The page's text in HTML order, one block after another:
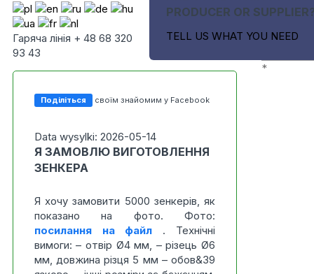
Гаряча лінія + 48 68 320
93 43
PRODUCER OR
TELL US WHAT YOU NEED
Поділіться своїм знайомим у Facebook
Data wysylki: 2026-05-14
Я ЗАМОВЛЮ ВИГОТОВЛЕННЯ
ЗЕНКЕРА
Я хочу замовити 5000 зенкерів, як
показано на фото. Фото:
посилання на файл . Технічні
вимоги: – отвір Ø4 мм, – різець Ø6
мм, довжина різця 5 мм – обов&39
*